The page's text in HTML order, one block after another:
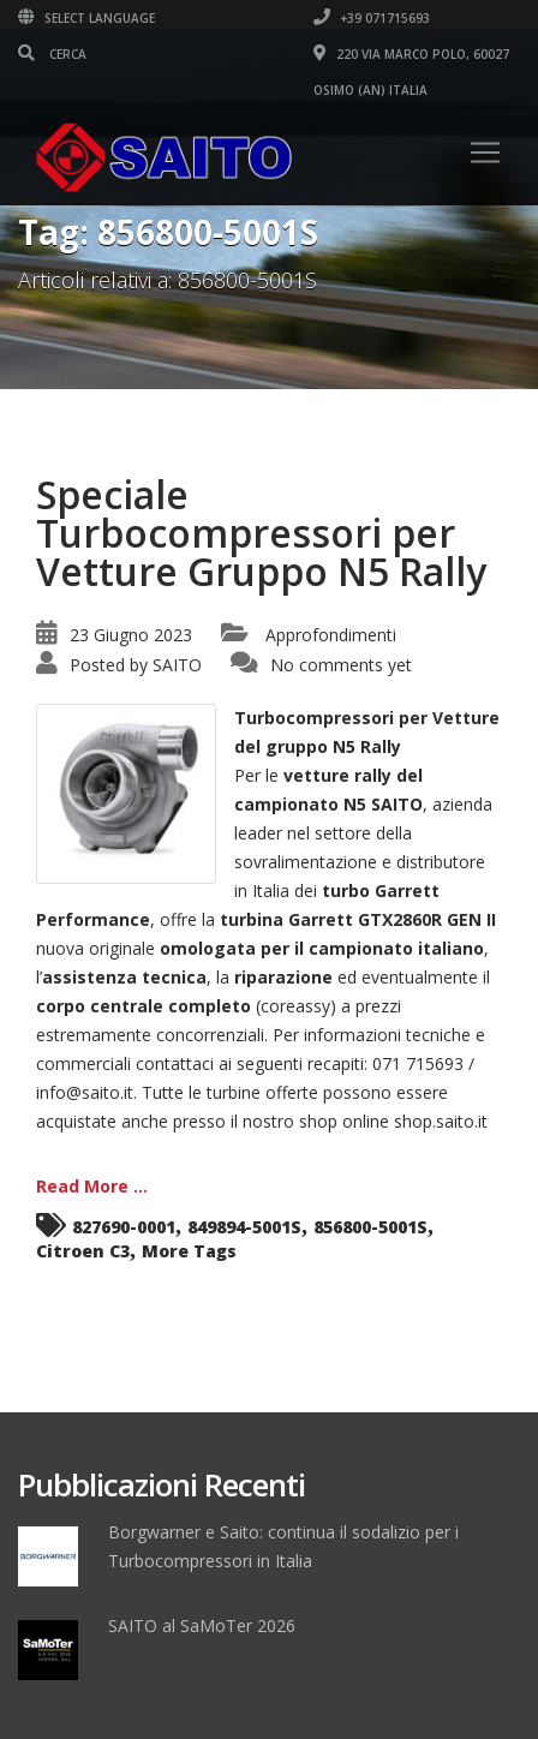
SELECT LANGUAGE +39 071715693
220 VIA MARCO POLO, 60027
OSIMO (AN) ITALIA
Tag: 856800-5001S
Articoli relativi a: 856800-5001S
Speciale
Turbocompressori per
Vetture Gruppo N5 Rally
23 Giugno 2023
Approfondimenti
Posted by SAITO No comments yet
Turbocompressori per Vetture
del gruppo N5 Rally
Per le vetture rally del
campionato N5 SAITO, azienda
leader nel settore della
sovralimentazione e distributore
in Italia dei turbo Garrett
Performance, offre la turbina Garrett GTX2860R GEN II
nuova originale omologata per il campionato italiano,
l’assistenza tecnica, la riparazione ed eventualmente il
corpo centrale completo (coreassy) a prezzi
estremamente concorrenziali. Per informazioni tecniche e
commerciali contattaci ai seguenti recapiti: 071 715693 /
info@saito.it. Tutte le turbine offerte possono essere
acquistate anche presso il nostro shop online shop.saito.it
Read More ...
827690-0001, 849894-5001S, 856800-5001S,
Citroen C3, More Tags
Pubblicazioni Recenti
Borgwarner e Saito: continua il sodalizio per i
Turbocompressori in Italia
SAITO al SaMoTer 2026